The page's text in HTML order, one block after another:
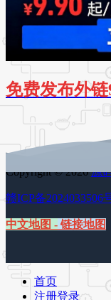
免费发布外链
Copyright © 2026源
赣ICP备2024033506
中文地图 - 链接地图
首页
注册登录